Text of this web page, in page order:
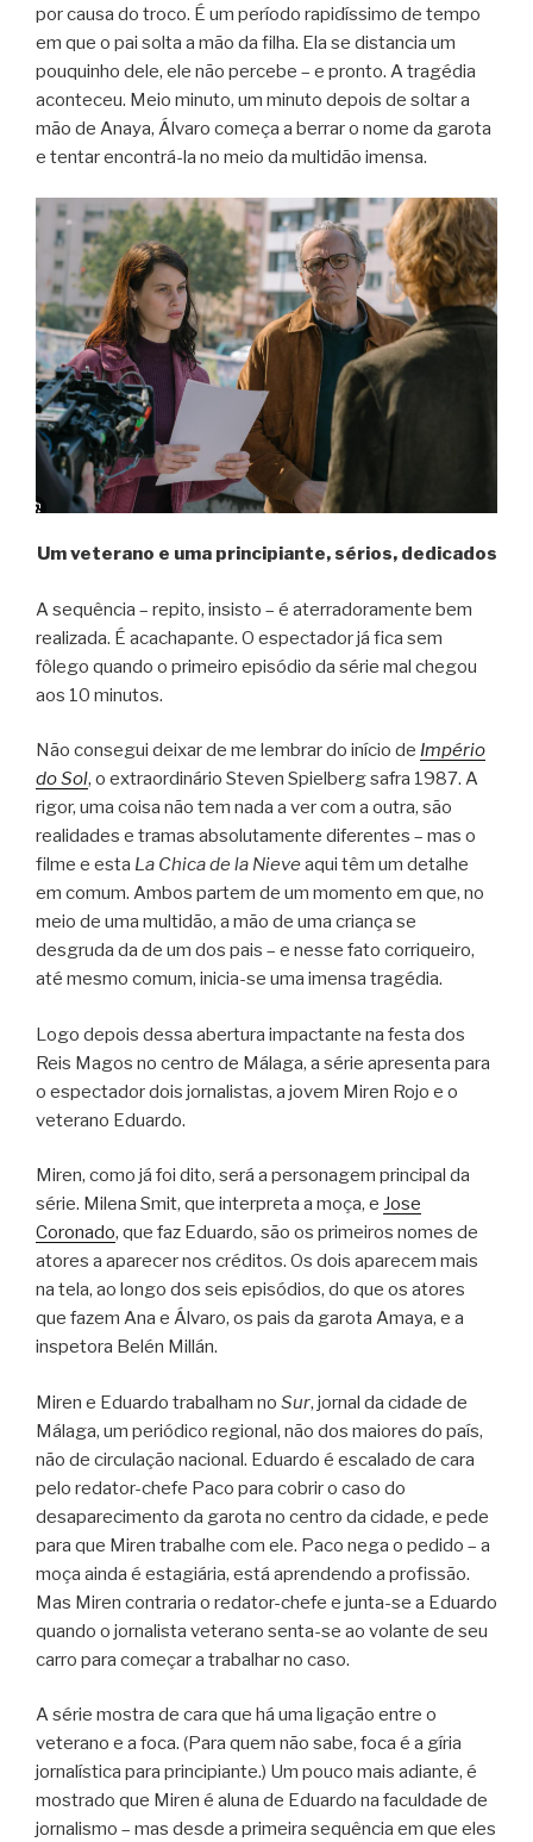
por causa do troco. É um período rapidíssimo de tempo
em que o pai solta a mão da filha. Ela se distancia um
pouquinho dele, ele não percebe – e pronto. A tragédia
aconteceu. Meio minuto, um minuto depois de soltar a
mão de Anaya, Álvaro começa a berrar o nome da garota
e tentar encontrá-la no meio da multidão imensa.
Um veterano e uma principiante, sérios, dedicados
A sequência – repito, insisto – é aterradoramente bem
realizada. É acachapante. O espectador já fica sem
fôlego quando o primeiro episódio da série mal chegou
aos 10 minutos.
Não consegui deixar de me lembrar do início de Império
do Sol, o extraordinário Steven Spielberg safra 1987. A
rigor, uma coisa não tem nada a ver com a outra, são
realidades e tramas absolutamente diferentes – mas o
filme e esta La Chica de la Nieve aqui têm um detalhe
em comum. Ambos partem de um momento em que, no
meio de uma multidão, a mão de uma criança se
desgruda da de um dos pais – e nesse fato corriqueiro,
até mesmo comum, inicia-se uma imensa tragédia.
Logo depois dessa abertura impactante na festa dos
Reis Magos no centro de Málaga, a série apresenta para
o espectador dois jornalistas, a jovem Miren Rojo e o
veterano Eduardo.
Miren, como já foi dito, será a personagem principal da
série. Milena Smit, que interpreta a moça, e Jose
Coronado, que faz Eduardo, são os primeiros nomes de
atores a aparecer nos créditos. Os dois aparecem mais
na tela, ao longo dos seis episódios, do que os atores
que fazem Ana e Álvaro, os pais da garota Amaya, e a
inspetora Belén Millán.
Miren e Eduardo trabalham no Sur, jornal da cidade de
Málaga, um periódico regional, não dos maiores do país,
não de circulação nacional. Eduardo é escalado de cara
pelo redator-chefe Paco para cobrir o caso do
desaparecimento da garota no centro da cidade, e pede
para que Miren trabalhe com ele. Paco nega o pedido – a
moça ainda é estagiária, está aprendendo a profissão.
Mas Miren contraria o redator-chefe e junta-se a Eduardo
quando o jornalista veterano senta-se ao volante de seu
carro para começar a trabalhar no caso.
A série mostra de cara que há uma ligação entre o
veterano e a foca. (Para quem não sabe, foca é a gíria
jornalística para principiante.) Um pouco mais adiante, é
mostrado que Miren é aluna de Eduardo na faculdade de
jornalismo – mas desde a primeira sequência em que eles